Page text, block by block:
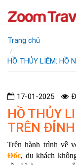
Trang chủ
HỒ THỦY LIÊM: HỒ
17-01-2025
HỒ THỦY
TRÊN
Trên hành trình về
Đốc, du khách